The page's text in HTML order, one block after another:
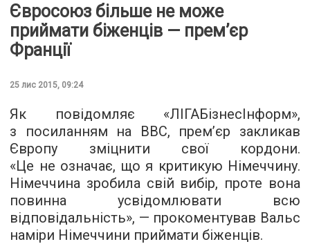
Євросоюз більше не може
приймати біженців — прем’єр
Франції
25 лис 2015, 09:24
Як повідомляє «ЛІГАБізнесІнформ»,
з посиланням на ВВС, прем’єр закликав
Європу зміцнити свої кордони.
«Це не означає, що я критикую Німеччину.
Німеччина зробила свій вибір, проте вона
повинна усвідомлювати всю
відповідальність», — прокоментував Вальс
наміри Німеччини приймати біженців.